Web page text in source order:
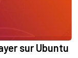
sur Ubuntu